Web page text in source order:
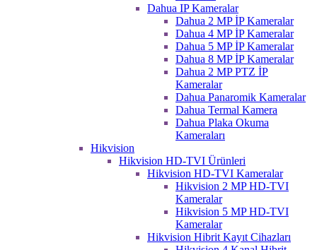
Dahua IP Kameralar
Dahua 2 MP İP Kameralar
Dahua 4 MP İP Kameralar
Dahua 5 MP İP Kameralar
Dahua 8 MP İP Kameralar
Dahua 2 MP PTZ İP
Kameralar
Dahua Panaromik Kameralar
Dahua Termal Kamera
Dahua Plaka Okuma
Kameraları
Hikvision
Hikvision HD-TVI Ürünleri
Hikvision HD-TVI Kameralar
Hikvision 2 MP HD-TVI
Kameralar
Hikvision 5 MP HD-TVI
Kameralar
Hikvision Hibrit Kayıt Cihazları